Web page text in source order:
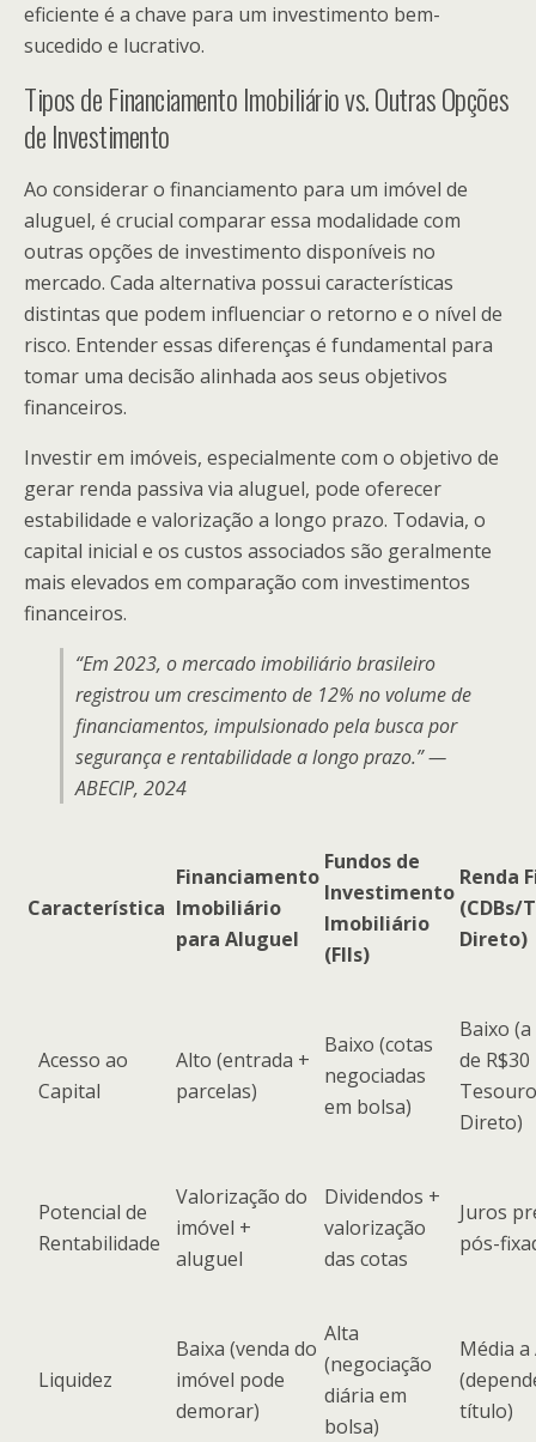
eficiente é a chave para um investimento bem-
sucedido e lucrativo.
Tipos de Financiamento Imobiliário vs. Outras Opções
de Investimento
Ao considerar o financiamento para um imóvel de
aluguel, é crucial comparar essa modalidade com
outras opções de investimento disponíveis no
mercado. Cada alternativa possui características
distintas que podem influenciar o retorno e o nível de
risco. Entender essas diferenças é fundamental para
tomar uma decisão alinhada aos seus objetivos
financeiros.
Investir em imóveis, especialmente com o objetivo de
gerar renda passiva via aluguel, pode oferecer
estabilidade e valorização a longo prazo. Todavia, o
capital inicial e os custos associados são geralmente
mais elevados em comparação com investimentos
financeiros.
“Em 2023, o mercado imobiliário brasileiro
registrou um crescimento de 12% no volume de
financiamentos, impulsionado pela busca por
segurança e rentabilidade a longo prazo.” —
ABECIP, 2024
Característica
Financiamento
Imobiliário
para Aluguel
Fundos de
Investimento
Imobiliário
(FIIs)
Renda
(CDBs/
Direto)
Acesso ao
Capital
Alto (entrada +
parcelas)
Baixo (cotas
negociadas
em bolsa)
Baixo
de
Tesouro
Direto)
Potencial de
Rentabilidade
Valorização do
imóvel +
aluguel
Dividendos +
valorização
das cotas
Juros
pós-
Liquidez
Baixa (venda do
imóvel pode
demorar)
Alta
(negociação
diária em
bolsa)
Média a
título)